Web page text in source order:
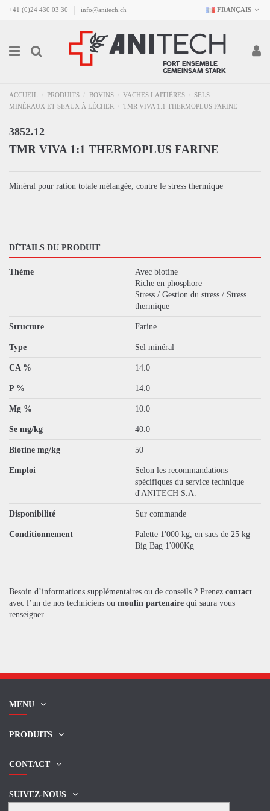
+41 (0)24 430 03 30 info@anitech.ch FRANÇAIS
ACCUEIL PRODUITS BOVINS VACHES LAITIÈRES
SELS
MINÉRAUX ET SEAUX À LÉCHER
TMR VIVA 1:1 THERMOPLUS FARINE
3852.12
TMR VIVA 1:1 THERMOPLUS FARINE
Minéral pour ration totale mélangée, contre le stress thermique
DÉTAILS DU PRODUIT
Thème
Avec biotine
Riche en phosphore
Stress / Gestion du stress / Stress
thermique
Structure Farine
Type Sel minéral
CA % 14.0
P % 14.0
Mg % 10.0
Se mg/kg 40.0
Biotine mg/kg 50
Emploi
Selon les recommandations
spécifiques du service technique
d'ANITECH S.A.
Disponibilité Sur commande
Conditionnement
Palette 1'000 kg, en sacs de 25 kg
Big Bag 1'000Kg
Besoin d’informations supplémentaires ou de conseils ? Prenez contact
avec l’un de nos techniciens ou moulin partenaire qui saura vous
renseigner.
MENU
PRODUITS
CONTACT
SUIVEZ-NOUS